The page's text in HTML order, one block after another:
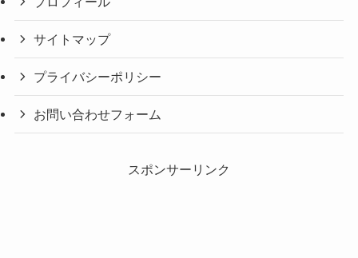
サイトマップ
プライバシーポリシー
お問い合わせフォーム
スポンサーリンク